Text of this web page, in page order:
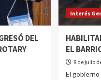
DEL
Interés
EL
8 de julio
El